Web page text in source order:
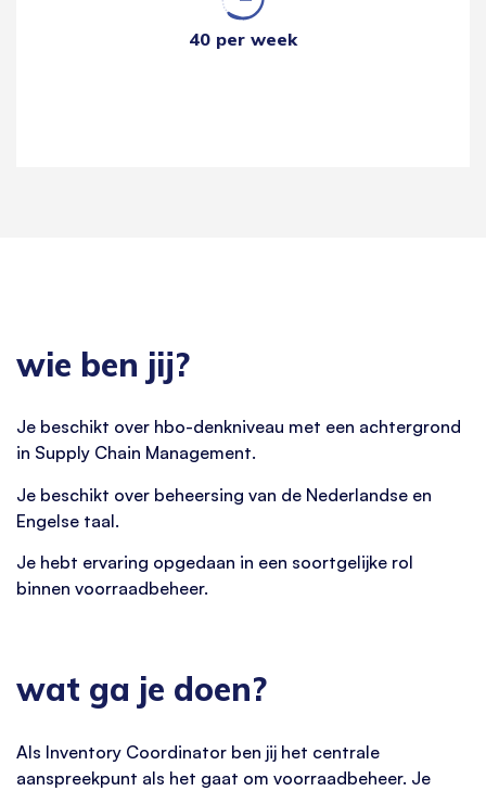
40 per week
wie ben jij?
Je beschikt over hbo-denkniveau met een achtergrond
in Supply Chain Management.
Je beschikt over beheersing van de Nederlandse en
Engelse taal.
Je hebt ervaring opgedaan in een soortgelijke rol
binnen voorraadbeheer.
wat ga je doen?
Als Inventory Coordinator ben jij het centrale
aanspreekpunt als het gaat om voorraadbeheer. Je